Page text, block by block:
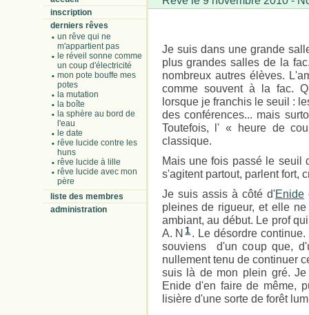
inscription
derniers rêves
un rêve qui ne
m'appartient pas
le réveil sonne comme
un coup d'électricité
mon pote bouffe mes
potes
la mutation
la boîte
la sphère au bord de
l'eau
le date
rêve lucide contre les
huns
rêve lucide à lille
rêve lucide avec mon
père
liste des membres
administration
Je suis dans une grande
plus grandes salles de la
nombreux autres élèves.
comme souvent à la fac.
lorsque je franchis le seuil :
des conférences... mais
Toutefois, l' « heure de
classique.
Mais une fois passé le seuil
s'agitent partout, parlent fort,
Je suis assis à côté d'Enide
pleines de rigueur, et elle
ambiant, au début. Le prof
A. N 1 . Le désordre
souviens d'un coup que,
nullement tenu de continuer
suis là de mon plein gré.
Enide d'en faire de même,
lisière d'une sorte de forêt